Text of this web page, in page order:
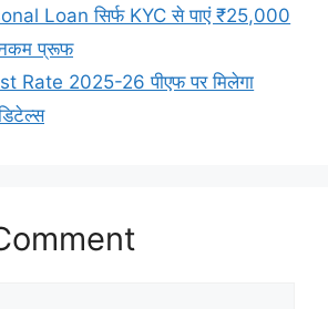
Loan सिर्फ KYC से पाएं ₹25,000
प्रूफ
Rate 2025-26 पीएफ पर मिलेगा